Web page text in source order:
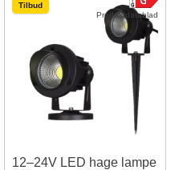
Produktdatablad
Tilbud
12–24V LED hage lampe